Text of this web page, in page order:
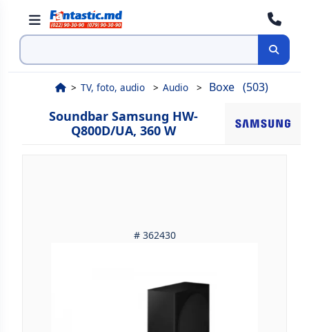
Cauta
TV, foto, audio Audio Boxe (503)
Soundbar Samsung HW-
Q800D/UA, 360 W
# 362430